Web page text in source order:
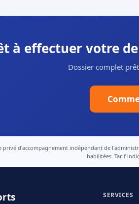
à effectuer votre
Dossier complet
privé d'accompagnement indépendant de
habilitées. Tarif
SERVICES